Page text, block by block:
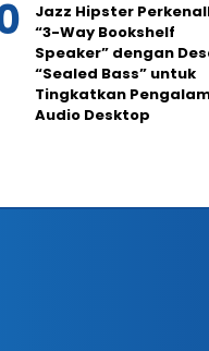
Jazz Hipster
“3-Way Bookshelf
Speaker” dengan
“Sealed Bass” untuk
Tingkatkan
Audio Desktop